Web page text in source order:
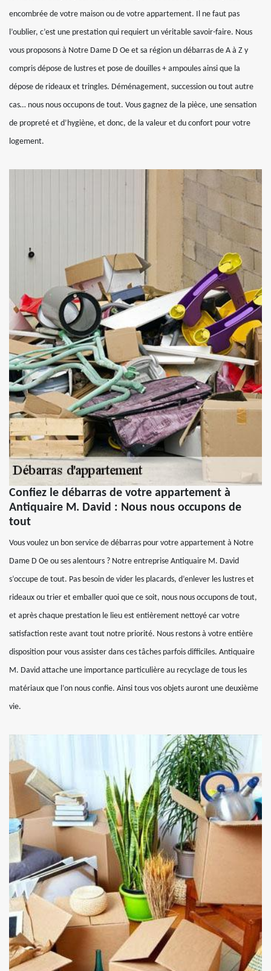
encombrée de votre maison ou de votre appartement. Il ne faut pas
l’oublier, c’est une prestation qui requiert un véritable savoir-faire. Nous
vous proposons à Notre Dame D Oe et sa région un débarras de A à Z y
compris dépose de lustres et pose de douilles + ampoules ainsi que la
dépose de rideaux et tringles. Déménagement, succession ou tout autre
cas… nous nous occupons de tout. Vous gagnez de la pièce, une sensation
de propreté et d’hygiène, et donc, de la valeur et du confort pour votre
logement.
Confiez le débarras de votre appartement à
Antiquaire M. David : Nous nous occupons de
tout
Vous voulez un bon service de débarras pour votre appartement à Notre
Dame D Oe ou ses alentours ? Notre entreprise Antiquaire M. David
s’occupe de tout. Pas besoin de vider les placards, d’enlever les lustres et
rideaux ou trier et emballer quoi que ce soit, nous nous occupons de tout,
et après chaque prestation le lieu est entièrement nettoyé car votre
satisfaction reste avant tout notre priorité. Nous restons à votre entière
disposition pour vous assister dans ces tâches parfois difficiles. Antiquaire
M. David attache une importance particulière au recyclage de tous les
matériaux que l’on nous confie. Ainsi tous vos objets auront une deuxième
vie.